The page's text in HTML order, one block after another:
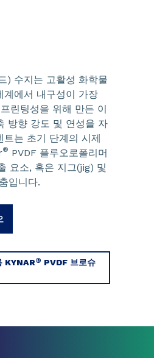
) 수지는 고활성 화학물
계에서 내구성이 가장
린팅성을 위해 만든 이
방향 강도 및 연성을 자
트는 초기 단계의 시제
® PVDF 플루오로폴리머
요소, 혹은 지그(jig) 및
입니다.
KYNAR® PVDF 브로슈